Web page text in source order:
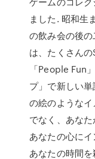
ました. 昭和生
の飲み会の後
は、たくさん
「People Fun
プ」で新しい
の絵のような
でなく、あな
あなたの心に
あなたの時間を